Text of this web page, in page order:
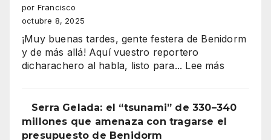
por Francisco
octubre 8, 2025
¡Muy buenas tardes, gente festera de Benidorm
y de más allá! Aquí vuestro reportero
dicharachero al habla, listo para... Lee más:
vibra
en
Serra Gelada: el “tsunami” de 330–340
millones que amenaza con tragarse el
presupuesto de Benidorm